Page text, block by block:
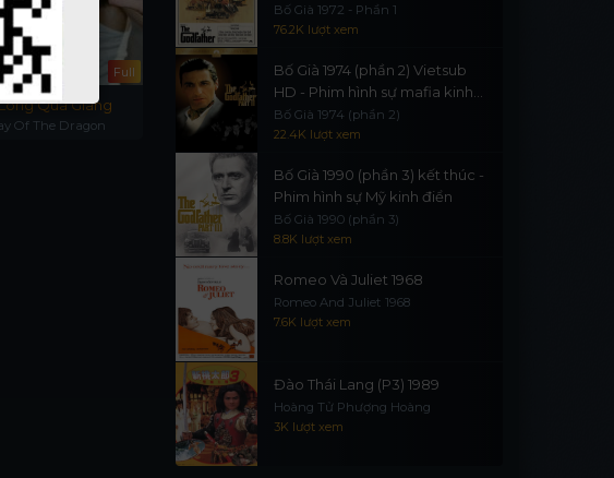
Full
Quá Giang
Of The Dragon
Full
Valerie And Her Week Of
Wonders
Valerie And Her Week Of
Bố Già 1972 - Phần 1
76.2K lượt xem
Bố Già 1974 (phần 2) Vietsub
HD - Phim hình sự mafia kinh
điển
Bố Già 1974 (phần 2)
22.4K lượt xem
Bố Già 1990 (phần 3) kết thúc -
Phim hình sự Mỹ kinh điển
Bố Già 1990 (phần 3)
8.8K lượt xem
Romeo Và Juliet 1968
Romeo And Juliet 1968
7.6K lượt xem
Đào Thái Lang (P3) 1989
Hoàng Tử Phượng Hoàng
3K lượt xem